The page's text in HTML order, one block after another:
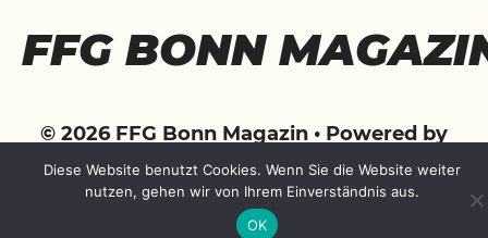
FFG BONN
© 2026 FFG Bonn Magazin • Powered by
WPKoi
Diese Website benutzt Cookies. Wenn Sie die Website weiter
nutzen, gehen wir von Ihrem Einverständnis aus.
OK